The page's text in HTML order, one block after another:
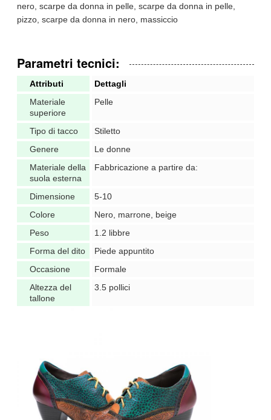
nero, scarpe da donna in pelle, scarpe da donna in pelle,
pizzo, scarpe da donna in nero, massiccio
Parametri tecnici:
Attributi
Dettagli
Materiale
superiore
Pelle
Tipo di tacco
Stiletto
Genere
Le donne
Materiale della
suola esterna
Fabbricazione a partire da:
Dimensione
5-10
Colore
Nero, marrone, beige
Peso
1.2 libbre
Forma del dito
Piede appuntito
Occasione
Formale
Altezza del
tallone
3.5 pollici